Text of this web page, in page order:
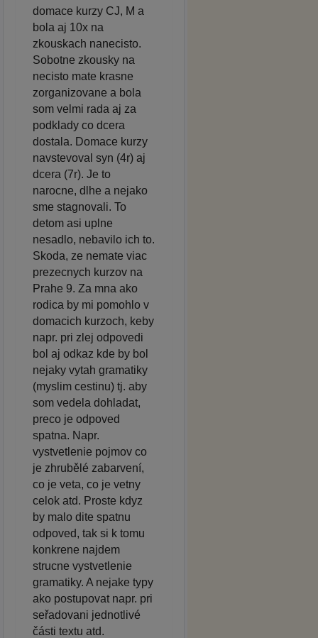
domace kurzy CJ, M a
bola aj 10x na
zkouskach nanecisto.
Sobotne zkousky na
necisto mate krasne
zorganizovane a bola
som velmi rada aj za
podklady co dcera
dostala. Domace kurzy
navstevoval syn (4r) aj
dcera (7r). Je to
narocne, dlhe a nejako
sme stagnovali. To
detom asi uplne
nesadlo, nebavilo ich to.
Skoda, ze nemate viac
prezecnych kurzov na
Prahe 9. Za mna ako
rodica by mi pomohlo v
domacich kurzoch, keby
napr. pri zlej odpovedi
bol aj odkaz kde by bol
nejaky vytah gramatiky
(myslim cestinu) tj. aby
som vedela dohladat,
preco je odpoved
spatna. Napr.
vystvetlenie pojmov co
je zhrubělé zabarvení,
co je veta, co je vetny
celok atd. Proste kdyz
by malo dite spatnu
odpoved, tak si k tomu
konkrene najdem
strucne vystvetlenie
gramatiky. A nejake typy
ako postupovat napr. pri
seřadovani jednotlivé
části textu atd.